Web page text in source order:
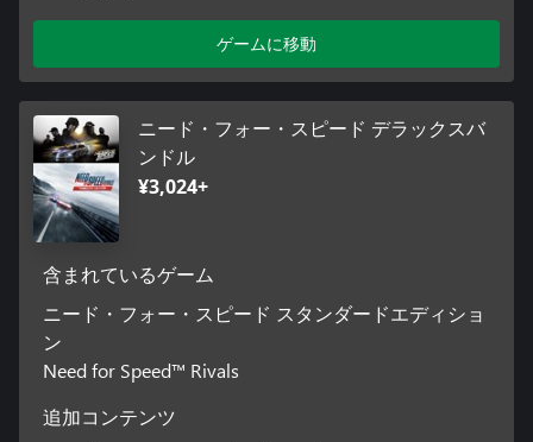
ゲームに移動
ニード・フォー・スピード デラックスバ
ンドル
¥3,024+
含まれているゲーム
ニード・フォー・スピード スタンダードエディショ
ン
Need for Speed™ Rivals
追加コンテンツ